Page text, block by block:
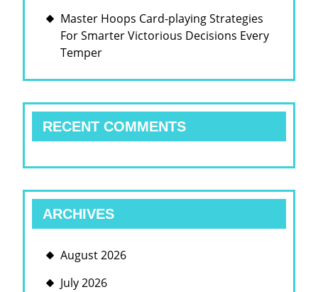
Master Hoops Card-playing Strategies
For Smarter Victorious Decisions Every
Temper
RECENT COMMENTS
ARCHIVES
August 2026
July 2026